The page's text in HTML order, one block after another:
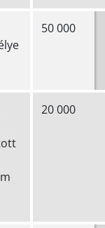
50 000
20 000